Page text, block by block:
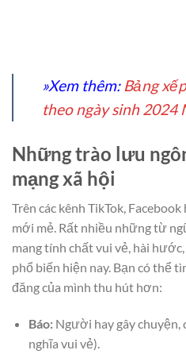
»Xem thêm: Bảng
theo ngày sinh 2024
Những trào lưu
mạng xã hội
Trên các kênh TikTok,
mới mẻ. Rất nhiều những từ
mang tính chất vui vẻ, hài
phổ biến hiện nay. Bạn có thể
đăng của mình thu hút hơn:
Báo:Người hay gây chuyện,
nghĩa vui vẻ).